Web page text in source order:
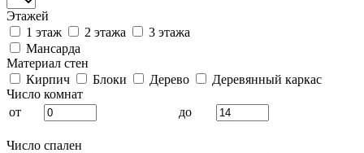
Этажей
1 этаж
2 этажа
3 этажа
Мансарда
Материал стен
Кирпич
Блоки Дерево
Деревянный каркас
Число комнат
от
до
Число спален